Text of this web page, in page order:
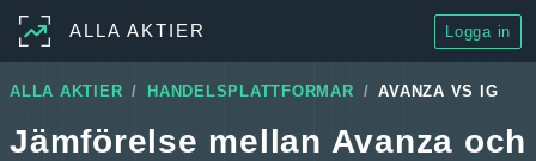
ALLA AKTIER Logga in
ALLA AKTIER HANDELSPLATTFORMAR AVANZA VS IG
Jämförelse mellan Avanza och